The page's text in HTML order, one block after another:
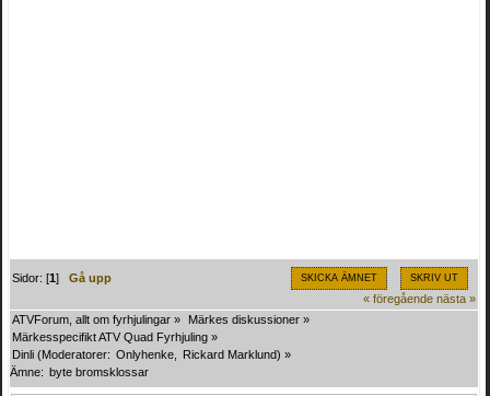
SKICKA ÄMNET SKRIV UT
Sidor: [1]Gå upp
« föregående nästa »
ATVForum, allt om fyrhjulingar » Märkes diskussioner »
Märkesspecifikt ATV Quad Fyrhjuling »
Dinli (Moderatorer: Onlyhenke Rickard Marklund) »
Ämne: byte bromsklossar